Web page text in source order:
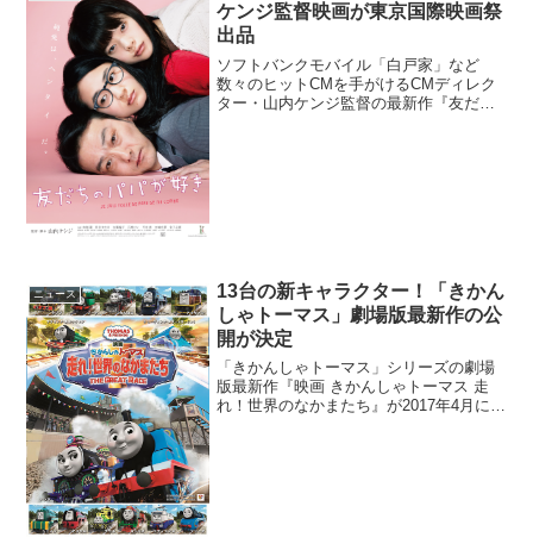
ケンジ監督映画が東京国際映画祭
出品
ソフトバンクモバイル「白戸家」など
数々のヒットCMを手がけるCMディレク
ター・山内ケンジ監督の最新作『友だち
ニュース
13台の新キャラクター！「きかん
しゃトーマス」劇場版最新作の公
開が決定
「きかんしゃトーマス」シリーズの劇場
版最新作『映画 きかんしゃトーマス 走
れ！世界のなかまたち』が2017年4月に公